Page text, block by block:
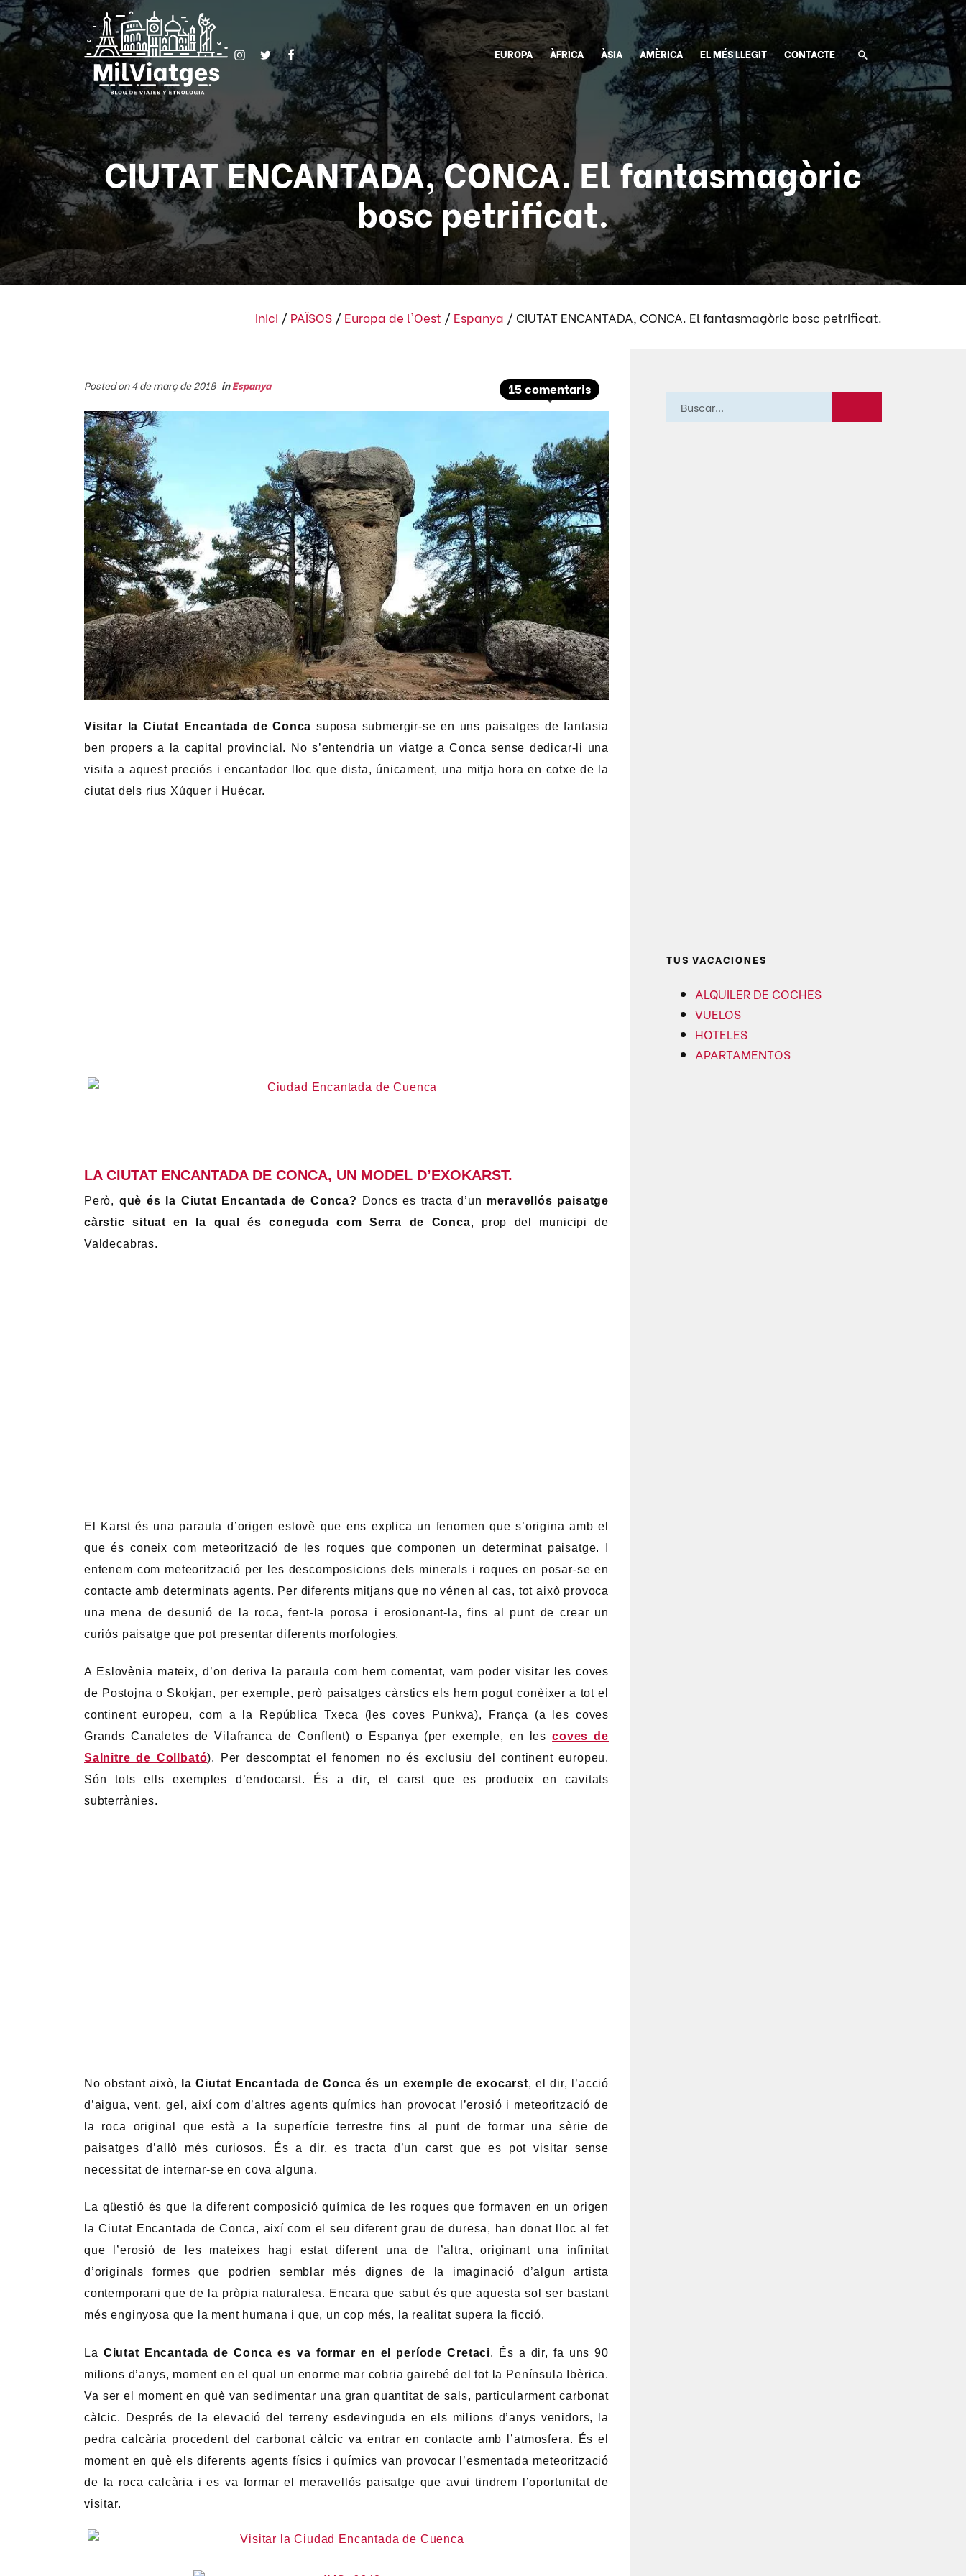
EUROPA ÀFRICA ÀSIA AMÈRICA EL MÉS LLEGIT CONTACTE
CIUTAT ENCANTADA, CONCA. El fantasmagòric
bosc petrificat.
Inici / PAÏSOS / Europa de l'Oest / Espanya / CIUTAT ENCANTADA, CONCA. El fantasmagòric bosc petrificat.
15 comentaris
Posted on 4 de març de 2018 inEspanya
Visitar la Ciutat Encantada de Conca suposa submergir-se en uns paisatges de fantasia
ben propers a la capital provincial. No s’entendria un viatge a Conca sense dedicar-li una
visita a aquest preciós i encantador lloc que dista, únicament, una mitja hora en cotxe de la
ciutat dels rius Xúquer i Huécar.
LA CIUTAT ENCANTADA DE CONCA, UN MODEL D’EXOKARST.
Però, què és la Ciutat Encantada de Conca? Doncs es tracta d’un meravellós paisatge
càrstic situat en la qual és coneguda com Serra de Conca, prop del municipi de
Valdecabras.
El Karst és una paraula d’origen eslovè que ens explica un fenomen que s’origina amb el
que és coneix com meteorització de les roques que componen un determinat paisatge. I
entenem com meteorització per les descomposicions dels minerals i roques en posar-se en
contacte amb determinats agents. Per diferents mitjans que no vénen al cas, tot això provoca
una mena de desunió de la roca, fent-la porosa i erosionant-la, fins al punt de crear un
curiós paisatge que pot presentar diferents morfologies.
A Eslovènia mateix, d’on deriva la paraula com hem comentat, vam poder visitar les coves
de Postojna o Skokjan, per exemple, però paisatges càrstics els hem pogut conèixer a tot el
continent europeu, com a la República Txeca (les coves Punkva), França (a les coves
Grands Canaletes de Vilafranca de Conflent) o Espanya (per exemple, en lescoves de
Salnitre de Collbató). Per descomptat el fenomen no és exclusiu del continent europeu.
Són tots ells exemples d’endocarst. És a dir, el carst que es produeix en cavitats
subterrànies.
No obstant això, la Ciutat Encantada de Conca és un exemple de exocarst, el dir, l’acció
d’aigua, vent, gel, així com d’altres agents químics han provocat l’erosió i meteorització de
la roca original que està a la superfície terrestre fins al punt de formar una sèrie de
paisatges d’allò més curiosos. És a dir, es tracta d’un carst que es pot visitar sense
necessitat de internar-se en cova alguna.
La qüestió és que la diferent composició química de les roques que formaven en un origen
la Ciutat Encantada de Conca, així com el seu diferent grau de duresa, han donat lloc al fet
que l’erosió de les mateixes hagi estat diferent una de l’altra, originant una infinitat
d’originals formes que podrien semblar més dignes de la imaginació d’algun artista
contemporani que de la pròpia naturalesa. Encara que sabut és que aquesta sol ser bastant
més enginyosa que la ment humana i que, un cop més, la realitat supera la ficció.
La Ciutat Encantada de Conca es va formar en el període Cretaci. És a dir, fa uns 90
milions d’anys, moment en el qual un enorme mar cobria gairebé del tot la Península Ibèrica.
Va ser el moment en què van sedimentar una gran quantitat de sals, particularment carbonat
càlcic. Després de la elevació del terreny esdevinguda en els milions d’anys venidors, la
pedra calcària procedent del carbonat càlcic va entrar en contacte amb l’atmosfera. És el
moment en què els diferents agents físics i químics van provocar l’esmentada meteorització
de la roca calcària i es va formar el meravellós paisatge que avui tindrem l’oportunitat de
visitar.
TUS VACACIONES
ALQUILER DE COCHES
VUELOS
HOTELES
APARTAMENTOS